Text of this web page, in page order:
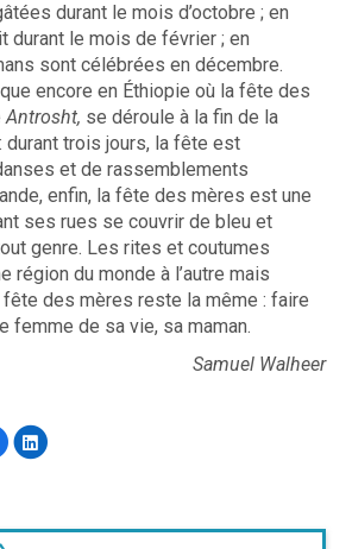
durant le mois d’octobre ; en
durant le mois de février ; en
sont célébrées en décembre.
encore en Éthiopie où la fête des
Antrosht, se déroule à la fin de la
trois jours, la fête est
et de rassemblements
enfin, la fête des mères est une
ses rues se couvrir de bleu et
genre. Les rites et coutumes
région du monde à l’autre mais
fête des mères reste la même : faire
femme de sa vie, sa maman.
Samuel Walheer